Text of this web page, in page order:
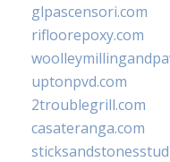
glpascensori.com
rifloorepoxy.com
uptonpvd.com
2troublegrill.com
casateranga.com